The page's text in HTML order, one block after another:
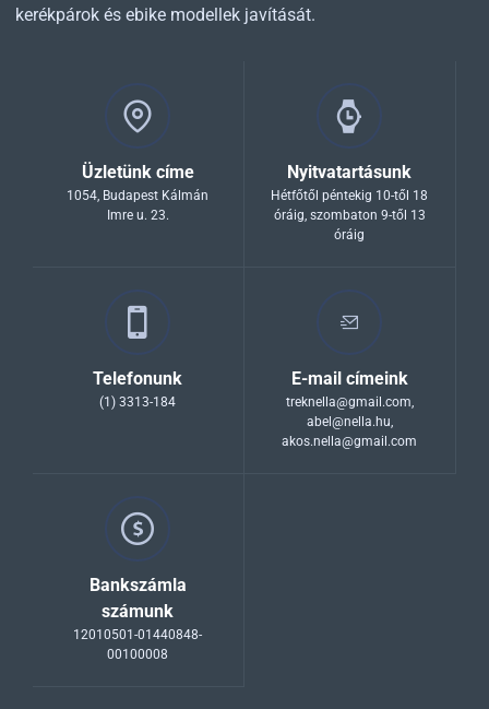
kerékpárok és ebike modellek javítását.
Üzletünk címe
1054, Budapest Kálmán
Imre u. 23.
Nyitvatartásunk
Hétfőtől péntekig 10-től 18
óráig, szombaton 9-től 13
óráig
Telefonunk
(1) 3313-184
E-mail címeink
treknella@gmail.com,
abel@nella.hu,
akos.nella@gmail.com
Bankszámla
számunk
12010501-01440848-
00100008